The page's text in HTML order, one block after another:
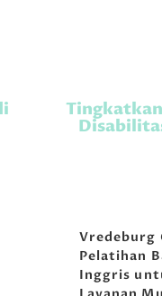
Vredeburg
Pelatihan
Inggris